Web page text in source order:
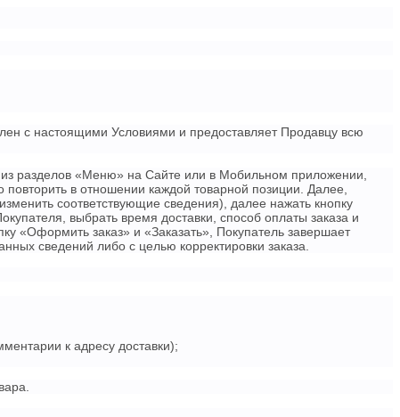
с настоящими Условиями и предоставляет Продавцу всю
разделов «Меню» на Сайте или в Мобильном приложении,
в отношении каждой товарной позиции. Далее,
соответствующие сведения), далее нажать кнопку
выбрать время доставки, способ оплаты заказа и
«Оформить заказ» и «Заказать», Покупатель завершает
сведений либо с целью корректировки заказа.
к адресу доставки);